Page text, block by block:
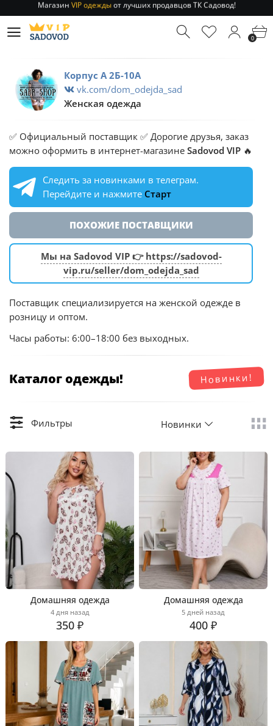
Отправление заказа 1-3 дняпо РФ и МСК!
Магазин
от лучших продавцов ТК Садовод!
Отправление заказа 1-3 дня по РФ и МСК! 0
Корпус А 2Б-10А
vk.com/dom_odejda_sad
Женская одежда
✅ Официальный поставщик ✅ Дорогие друзья, заказ
можно оформить в интернет-магазине Sadovod VIP 🔥
Следить за новинками в телеграм.
Перейдите и нажмите Старт
ПОХОЖИЕ ПОСТАВЩИКИ
Мы на Sadovod VIP 👉 https://sadovod-
vip.ru/seller/dom_odejda_sad
Поставщик специализируется на женской одежде в
розницу и оптом.
Часы работы: 6:00–18:00 без выходных.
Новинки!
Каталог одежды!
Фильтры Новинки
Домашняя одежда
4 дня назад
350 ₽
Домашняя одежда
5 дней назад
400 ₽